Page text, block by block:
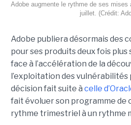
Adobe augmente le rythme de ses mises
juillet. (Crédit:
Adobe publiera désormais des
pour ses produits deux fois
face à l’accélération de la
l’exploitation des vulnérabilités
décision fait suite à celle
fait évoluer son programme de
rythme trimestriel à un rythme